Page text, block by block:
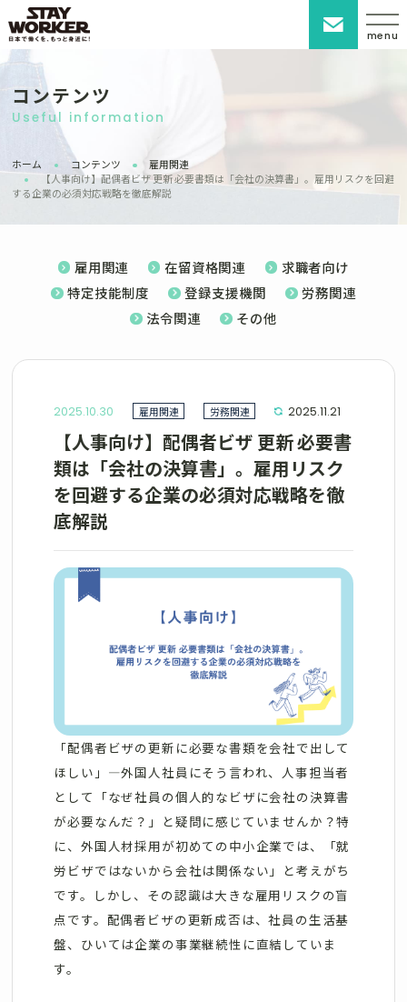
menu
コンテンツ
Useful information
ホーム コンテンツ
雇用関連
【人事向け】配偶者ビザ 更新 必要書類は「会社の決算書」。雇用リスクを回避
する企業の必須対応戦略を徹底解説
雇用関連 在留資格関連
求職者向け
特定技能制度
登録支援機関
労務関連
法令関連
その他
2025.10.30 雇用関連 労務関連 2025.11.21
【人事向け】配偶者ビザ 更新 必要書
類は「会社の決算書」。雇用リスク
を回避する企業の必須対応戦略を徹
底解説
「配偶者ビザの更新に必要な書類を会社で出して
ほしい」—外国人社員にそう言われ、人事担当者
として「なぜ社員の個人的なビザに会社の決算書
が必要なんだ？」と疑問に感じていませんか？特
に、外国人材採用が初めての中小企業では、「就
労ビザではないから会社は関係ない」と考えがち
です。しかし、その認識は大きな雇用リスクの盲
点です。配偶者ビザの更新成否は、社員の生活基
盤、ひいては企業の事業継続性に直結していま
す。